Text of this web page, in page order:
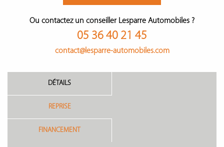
Ou contactez un conseiller Lesparre Automobiles ?
05 36 40 21 45
contact@lesparre-automobiles.com
DÉTAILS
REPRISE
FINANCEMENT